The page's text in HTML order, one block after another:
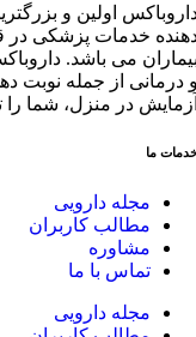
اولین و
خدمات پزشکی در
می باشد.
درمانی از جمله نوبت
در منزل، شما
ما
مجله دارویی
مطالب کاربران
مشاوره
تماس با ما
مجله دارویی